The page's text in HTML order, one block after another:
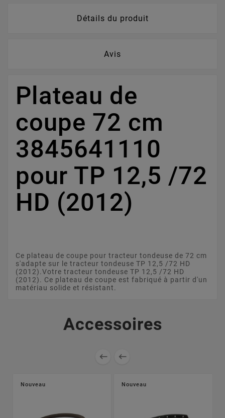
Détails du produit
Avis
Plateau de
coupe 72 cm
3845641110
pour TP 12,5 /72
HD (2012)
Ce plateau de coupe pour tracteur tondeuse de 72 cm
s'adapte sur le tracteur tondeuse TP 12,5 /72 HD
(2012).Votre tracteur tondeuse TP 12,5 /72 HD
(2012). Ce plateau de coupe est fabriqué à partir d'un
matériau solide et résistant.
Accessoires
 
Nouveau Nouveau